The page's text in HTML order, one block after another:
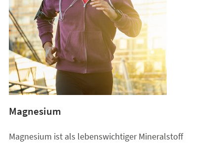
Magnesium
Magnesium ist als lebenswichtiger Mineralstoff